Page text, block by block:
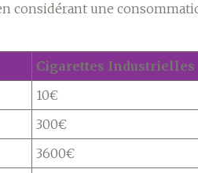
une
Cigarettes Industrielles
10€
300€
3600€